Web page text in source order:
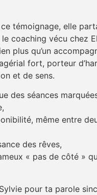
témoignage, elle
coaching vécu chez
plus qu’un
fort, porteur
et de sens.
des séances
même entre
des rêves,
« pas de côté »
pour ta parole